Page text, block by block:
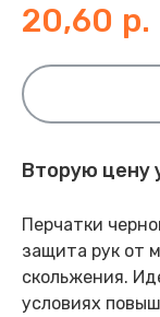
20,60 р.
Вторую цену
Перчатки
защита рук от
скольжения.
условиях